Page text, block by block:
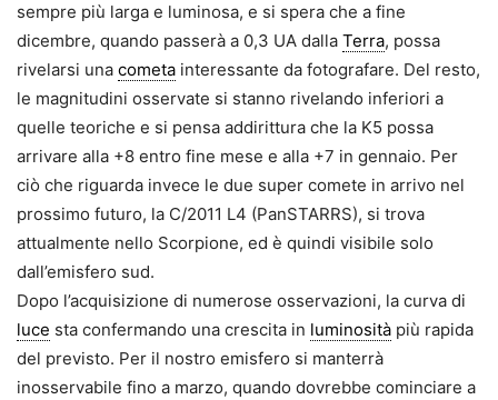
sempre più larga e luminosa, e si spera che a fine
dicembre, quando passerà a 0,3 UA dalla Terra, possa
rivelarsi una cometa interessante da fotografare. Del resto,
le magnitudini osservate si stanno rivelando inferiori a
quelle teoriche e si pensa addirittura che la K5 possa
arrivare alla +8 entro fine mese e alla +7 in gennaio. Per
ciò che riguarda invece le due super comete in arrivo nel
prossimo futuro, la C/2011 L4 (PanSTARRS), si trova
attualmente nello Scorpione, ed è quindi visibile solo
dall’emisfero sud.
Dopo l’acquisizione di numerose osservazioni, la curva di
luce sta confermando una crescita in luminosità più rapida
del previsto. Per il nostro emisfero si manterrà
inosservabile fino a marzo, quando dovrebbe cominciare a